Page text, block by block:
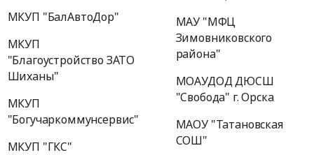
МКУП "БалАвтоДор"
МКУП
"Благоустройство ЗАТО
Шиханы"
МКУП
"Богучаркоммунсервис"
МКУП "ГКС"
МАУ "МФЦ
Зимовниковского
района"
МОАУДОД ДЮСШ
"Свобода" г. Орска
МАОУ "Татановская
СОШ"